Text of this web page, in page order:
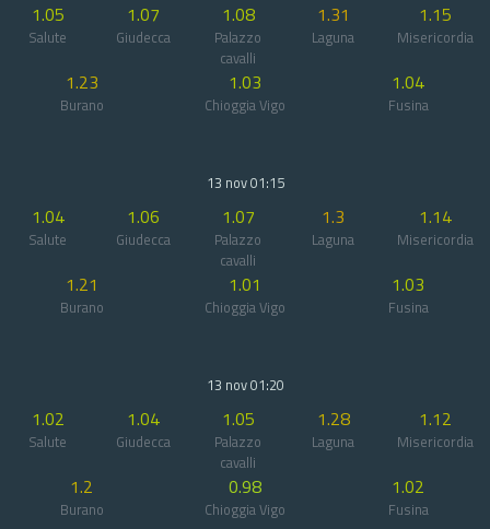
1.05
Salute
1.07
Giudecca
1.08
Palazzo
cavalli
1.31
Laguna
1.15
Misericordia
1.23
Burano
1.03
Chioggia Vigo
1.04
Fusina
13 nov 01:15
1.04
Salute
1.06
Giudecca
1.07
Palazzo
cavalli
1.3
Laguna
1.14
Misericordia
1.21
Burano
1.01
Chioggia Vigo
1.03
Fusina
13 nov 01:20
1.02
Salute
1.04
Giudecca
1.05
Palazzo
cavalli
1.28
Laguna
1.12
Misericordia
1.2
Burano
0.98
Chioggia Vigo
1.02
Fusina